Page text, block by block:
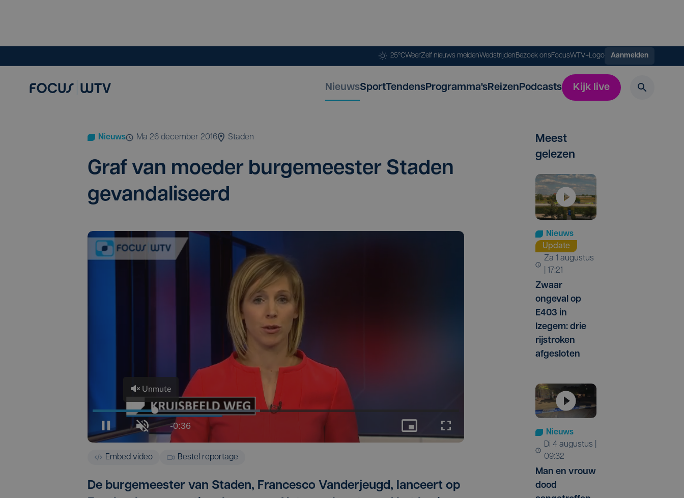
25°CWeerZelf nieuws meldenWedstrijdenBezoek onsFocusWTV+Logo Aanmelden
NieuwsSportTendensProgramma'sReizenPodcasts Kijk live
Nieuws ma 26 december 2016 Staden
Graf van moe­der bur­ge­mees­ter Staden
gevandaliseerd
Embed video Bestel reportage
De burgemeester van Staden, Francesco Vanderjeugd, lanceert op
Meest
gelezen
Nieuws
Update
za 1 augustus
| 17:21
Zwaar
ongeval op
E403 in
Izegem: drie
rijstroken
afgesloten
Nieuws
di 4 augustus |
09:32
Man en vrouw
dood